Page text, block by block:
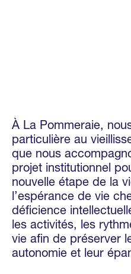
À La Pommeraie,
particulière au
que nous
projet institutionnel
nouvelle étape de la
l’espérance de vie
déficience
les activités, les
vie afin de préserver
autonomie et leur